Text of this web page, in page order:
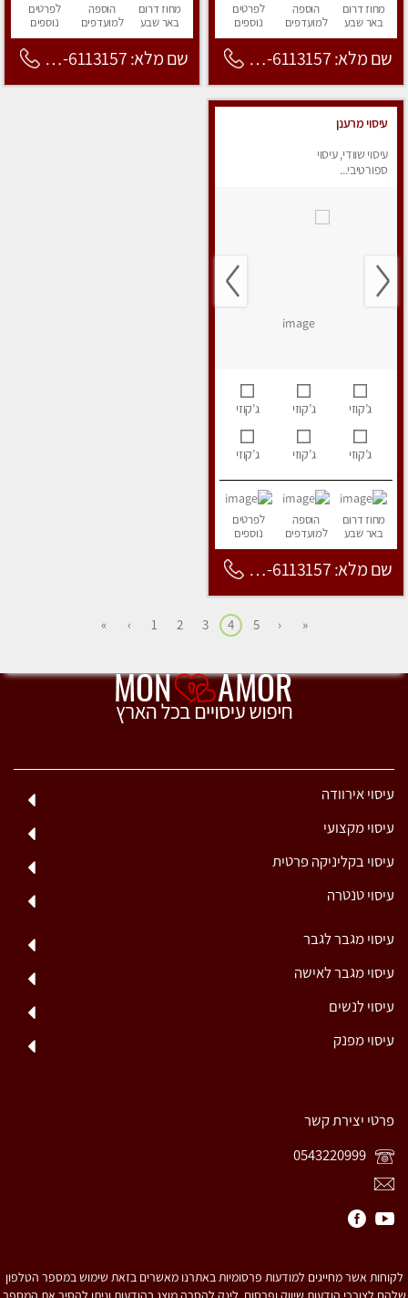
מחוז דרום
באר שבע
הוספה
למועדפים
לפרטים
נוספים
שם מלא: 053-6113157
מחוז דרום
באר שבע
הוספה
למועדפים
לפרטים
נוספים
שם מלא: 053-6113157
עיסוי מרענן
עיסוי שוודי, עיסוי
ספורטיבי...
ג’קוזי ג’קוזי ג’קוזי
ג’קוזי ג’קוזי ג’קוזי
מחוז דרום
באר שבע
הוספה
למועדפים
לפרטים
נוספים
שם מלא: 053-6113157
«
‹
5
4
3
2
1
›
»
עיסוי אירוודה
עיסוי מקצועי
עיסוי בקליניקה פרטית
עיסוי טנטרה
עיסוי מגבר לגבר
עיסוי מגבר לאישה
עיסוי לנשים
עיסוי מפנק
פרטי יצירת קשר
לקוחות אשר מחייגים למודעות פרסומיות באתרנו מאשרים בזאת שימוש במספר הטלפון